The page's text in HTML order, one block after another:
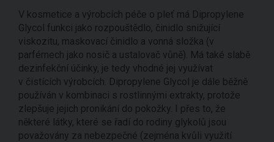
V kosmetice a výrobcích péče o pleť má Dipropylene
Glycol funkci jako rozpouštědlo, činidlo snižující
viskozitu, maskovací činidlo a vonná složka (v
parfémech jako nosič a ustalovač vůně). Má také slabě
dezinfekční účinky, je tedy vhodné jej využívat
v čistících výrobcích. Dipropylene Glycol je dále běžně
používán v kombinaci s rostlinnými extrakty, protože
zlepšuje jejich pronikání do pokožky. I přes to, že
některé látky, které se řadí do rodiny glykolů jsou
považovány za nebezpečné (zejména kvůli využití